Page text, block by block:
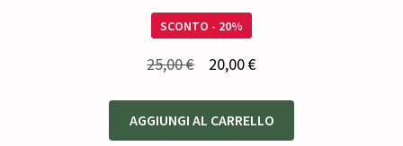
SCONTO - 20%
25,00€
originale
era:
20,00€Il
attuale
è:
AGGIUNGI AL CARRELLO